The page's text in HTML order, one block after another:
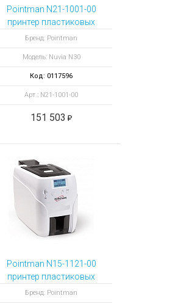
Pointman N21-1001-00
принтер пластиковых
карт Nuvia N30 с
энкодером магнитной
полосы ISO
Бренд: Pointman
Модель: Nuvia N30
Код: 0117596
Арт.: N21-1001-00
151 503
Pointman N15-1121-00
принтер пластиковых
карт Nuvia N15 с
энкодеромами ISO,
Бренд: Pointman